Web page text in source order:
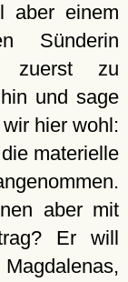
aber einem
Sünderin
zuerst zu
und sage
hier wohl:
materielle
aber mit
Er will